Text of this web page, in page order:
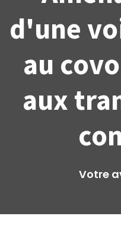
d'une
au
aux
Votre